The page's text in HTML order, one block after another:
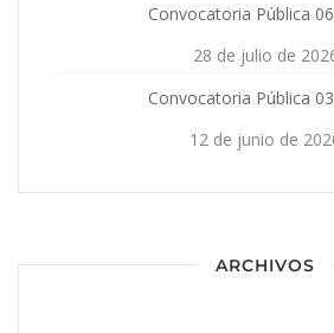
Convocatoria Pública
28 de julio de
Convocatoria Pública
12 de junio de
ARCHIVOS